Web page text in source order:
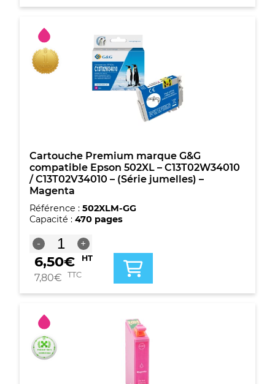
502XL
C13T02W44010
/
C13T02V44010
-
Cartouche Premium marque G&G
compatible Epson 502XL – C13T02W34010
/ C13T02V34010 – (Série jumelles) –
Magenta
Référence : 502XLM-GG
Capacité : 470 pages
-
quantité
de
Cartouche
Premium
G&G
Epson
502XL
-
C13T02W34010
+
6,50€ HT
7,80€ TTC